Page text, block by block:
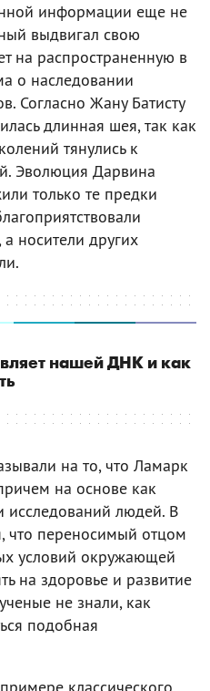
информации еще не
выдвигал свою
на распространенную в
о наследовании
Согласно Жану Батисту
длинная шея, так как
тянулись к
Эволюция Дарвина
только те предки
носители других
нашей ДНК и как
на то, что Ламарк
на основе как
исследований людей. В
что переносимый отцом
условий окружающей
на здоровье и развитие
не знали, как
подобная